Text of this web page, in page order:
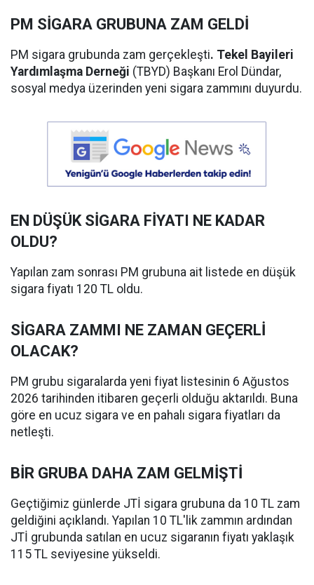
PM SİGARA GRUBUNA ZAM GELDİ
PM sigara grubunda zam gerçekleşti. Tekel Bayileri
Yardımlaşma Derneği (TBYD) Başkanı Erol Dündar,
sosyal medya üzerinden yeni sigara zammını duyurdu.
EN DÜŞÜK SİGARA FİYATI NE KADAR
OLDU?
Yapılan zam sonrası PM grubuna ait listede en düşük
sigara fiyatı 120 TL oldu.
SİGARA ZAMMI NE ZAMAN GEÇERLİ
OLACAK?
PM grubu sigaralarda yeni fiyat listesinin 6 Ağustos
2026 tarihinden itibaren geçerli olduğu aktarıldı. Buna
göre en ucuz sigara ve en pahalı sigara fiyatları da
netleşti.
BİR GRUBA DAHA ZAM GELMİŞTİ
Geçtiğimiz günlerde JTİ sigara grubuna da 10 TL zam
geldiğini açıklandı. Yapılan 10 TL'lik zammın ardından
JTİ grubunda satılan en ucuz sigaranın fiyatı yaklaşık
115 TL seviyesine yükseldi.